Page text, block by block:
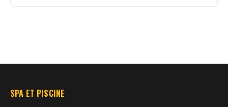
SPA ET PISCINE